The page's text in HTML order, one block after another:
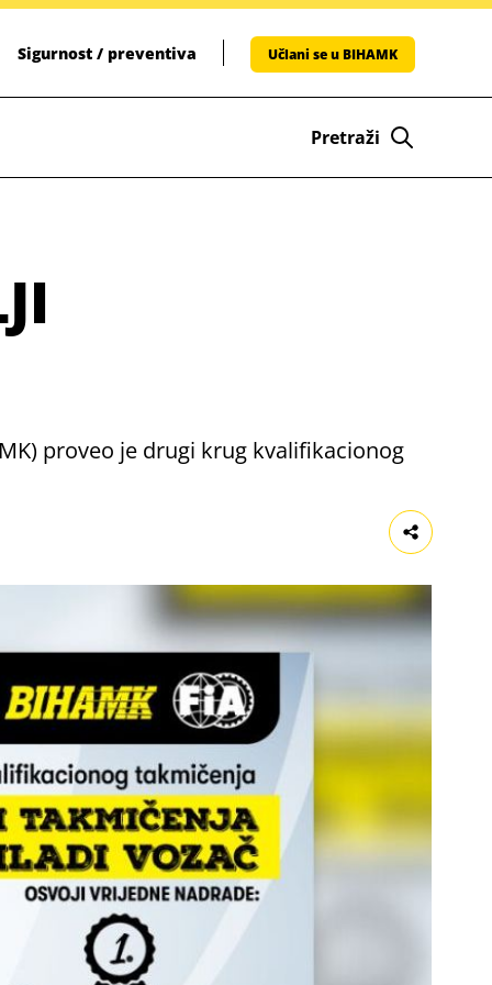
Sigurnost / preventiva Učlani se u BIHAMK
Pretraži
proveo je drugi krug kvalifikacionog